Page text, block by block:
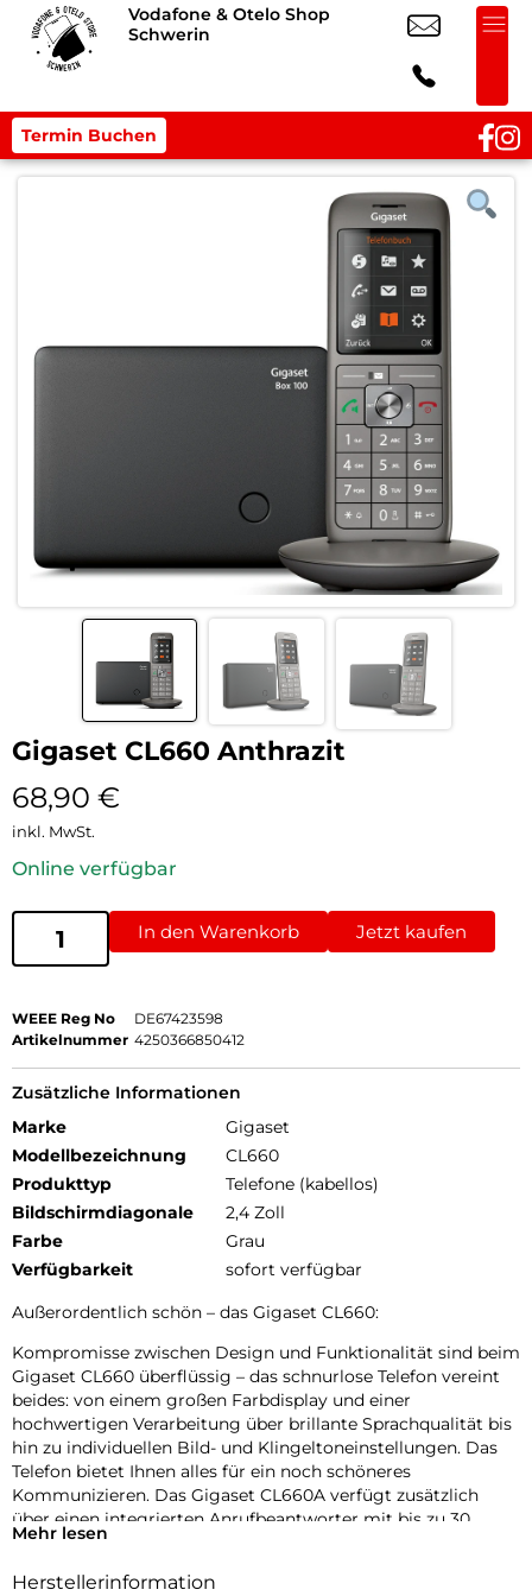
Vodafone & Otelo Shop
Schwerin
Termin Buchen
Gigaset CL660 Anthrazit
68,90 €
inkl. MwSt.
Online verfügbar
In den Warenkorb Jetzt kaufen
WEEE Reg No
DE67423598
Artikelnummer 4250366850412
Zusätzliche Informationen
Marke
Gigaset
Modellbezeichnung
CL660
Produkttyp
Telefone (kabellos)
Bildschirmdiagonale
2,4 Zoll
Farbe
Grau
Verfügbarkeit
sofort verfügbar
Außerordentlich schön – das Gigaset CL660:
Kompromisse zwischen Design und Funktionalität sind beim
Gigaset CL660 überflüssig – das schnurlose Telefon vereint
beides: von einem großen Farbdisplay und einer
hochwertigen Verarbeitung über brillante Sprachqualität bis
hin zu individuellen Bild- und Klingeltoneinstellungen. Das
Telefon bietet Ihnen alles für ein noch schöneres
Kommunizieren. Das Gigaset CL660A verfügt zusätzlich
über einen integrierten Anrufbeantworter mit bis zu 30
Minuten Aufnahmezeit.
So schön kann Funktionalität sein:
Mehr lesen
Herstellerinformation